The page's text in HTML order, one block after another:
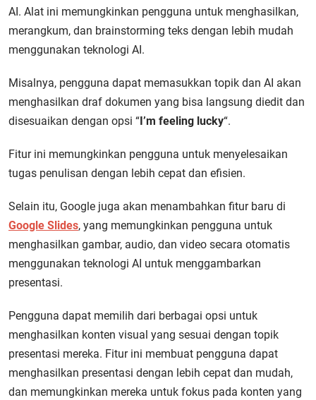
AI. Alat ini memungkinkan pengguna untuk menghasilkan,
merangkum, dan brainstorming teks dengan lebih mudah
menggunakan teknologi AI.
Misalnya, pengguna dapat memasukkan topik dan AI akan
menghasilkan draf dokumen yang bisa langsung diedit dan
disesuaikan dengan opsi “I’m feeling lucky“.
Fitur ini memungkinkan pengguna untuk menyelesaikan
tugas penulisan dengan lebih cepat dan efisien.
Selain itu, Google juga akan menambahkan fitur baru di
Google Slides, yang memungkinkan pengguna untuk
menghasilkan gambar, audio, dan video secara otomatis
menggunakan teknologi AI untuk menggambarkan
presentasi.
Pengguna dapat memilih dari berbagai opsi untuk
menghasilkan konten visual yang sesuai dengan topik
presentasi mereka. Fitur ini membuat pengguna dapat
menghasilkan presentasi dengan lebih cepat dan mudah,
dan memungkinkan mereka untuk fokus pada konten yang